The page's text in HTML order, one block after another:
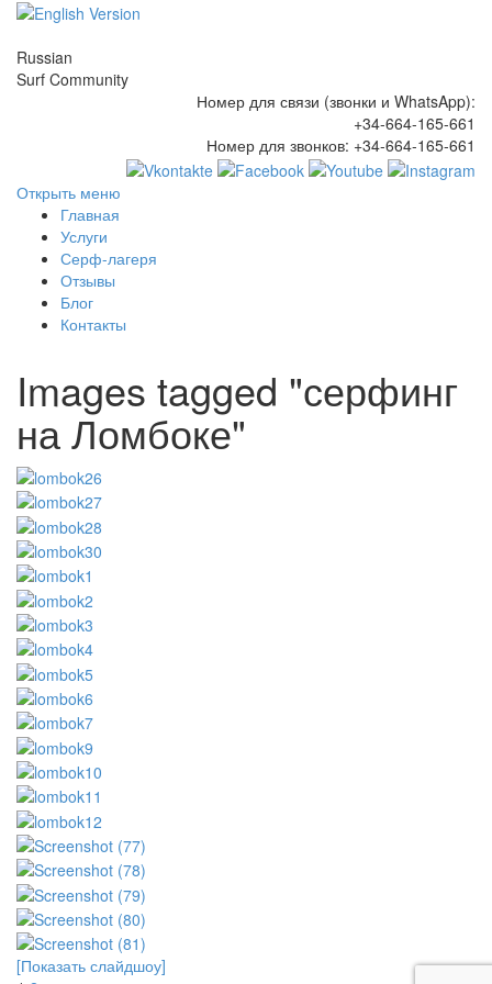
Russian
Surf Community
Номер для связи (звонки и WhatsApp):
+34-664-165-661
Номер для звонков: +34-664-165-661
Открыть меню
Главная
Услуги
Серф-лагеря
Отзывы
Блог
Контакты
Images tagged "серфинг
на Ломбоке"
[Показать слайдшоу]